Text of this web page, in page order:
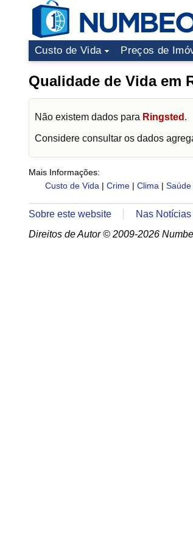
Custo de Vida Preços de
Qualidade de Vida em
Não existem dados para Ringsted .
Considere consultar os dados
Mais Informações:
Custo de Vida | Crime | Clima | Saúde
Sobre este website
Nas Notícias
Direitos de Autor © 2009-2026